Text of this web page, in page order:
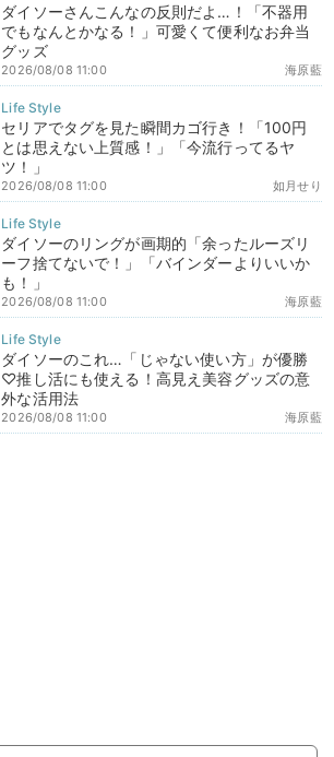
ダイソーさんこんなの反則だよ…！「不器用
でもなんとかなる！」可愛くて便利なお弁当
グッズ
海原藍
2026/08/08 11:00
セリアでタグを見た瞬間カゴ行き！「100円
とは思えない上質感！」「今流行ってるヤ
ツ！」
如月せり
2026/08/08 11:00
ダイソーのリングが画期的「余ったルーズリ
ーフ捨てないで！」「バインダーよりいいか
も！」
海原藍
2026/08/08 11:00
ダイソーのこれ…「じゃない使い方」が優勝
♡推し活にも使える！高見え美容グッズの意
外な活用法
海原藍
2026/08/08 11:00